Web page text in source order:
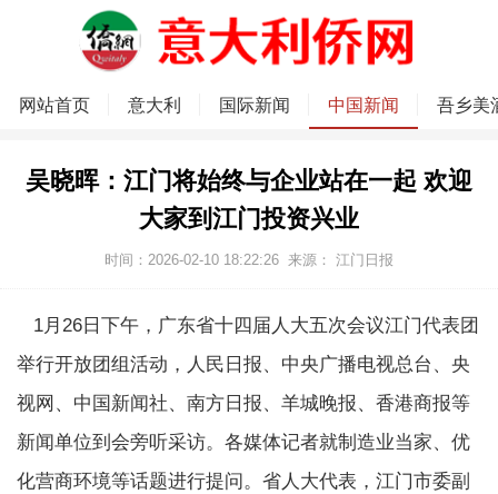
网站首页 意大利 国际新闻 中国新闻 吾乡美
吴晓晖：江门将始终与企业站在一起 欢迎
大家到江门投资兴业
时间：2026-02-10 18:22:26 来源： 江门日报
1月26日下午，广东省十四届人大五次会议江门代表团
举行开放团组活动，人民日报、中央广播电视总台、央
视网、中国新闻社、南方日报、羊城晚报、香港商报等
新闻单位到会旁听采访。各媒体记者就制造业当家、优
化营商环境等话题进行提问。省人大代表，江门市委副